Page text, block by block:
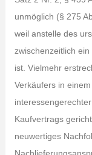
unmöglich (§ 275
weil anstelle des
zwischenzeitlich
ist. Vielmehr
Verkäufers in
Kaufvertrags
neuwertiges